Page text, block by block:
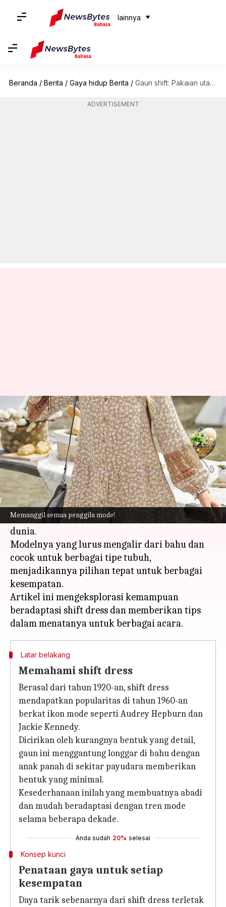
lainnya
Beranda / Berita / Gaya hidup Berita / Gaun shift: Pakaian utama yang Anda butuhkan
ADVERTISEMENT
Memanggil semua penggila mode!
Gaun shift: Pakaian utama yang
Anda butuhkan
menulis Bob Apr 17, 2024 10:29 am
Apa ceritanya
Shift dress, pakaian yang dikenal karena
kesederhanaan dan keserbagunaannya, telah
menjadi pakaian pokok bagi wanita di seluruh
dunia.
Modelnya yang lurus mengalir dari bahu dan
cocok untuk berbagai tipe tubuh,
menjadikannya pilihan tepat untuk berbagai
kesempatan.
Artikel ini mengeksplorasi kemampuan
beradaptasi shift dress dan memberikan tips
Latar belakang
Memahami shift dress
Berasal dari tahun 1920-an, shift dress
mendapatkan popularitas di tahun 1960-an
berkat ikon mode seperti Audrey Hepburn dan
Jackie Kennedy.
Dicirikan oleh kurangnya bentuk yang detail,
gaun ini menggantung longgar di bahu dengan
anak panah di sekitar payudara memberikan
bentuk yang minimal.
Kesederhanaan inilah yang membuatnya abadi
dan mudah beradaptasi dengan tren mode
selama beberapa dekade.
Anda sudah 20% selesai
Konsep kunci
Penataan gaya untuk setiap
kesempatan
Daya tarik sebenarnya dari shift dress terletak